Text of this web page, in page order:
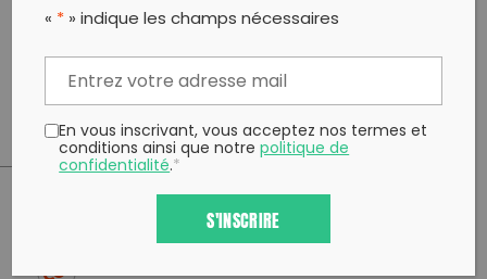
Inscription obligatoire sur le site du festival de
l’oiseau et de la nature à partir du 1er février :
https://www.festival-oiseau-nature.com/
PARTAGER CET ARTICLE:
« * » indique les champs nécessaires
En vous inscrivant, vous acceptez nos termes et
conditions ainsi que notrepolitique de
confidentialité.*
S'INSCRIRE